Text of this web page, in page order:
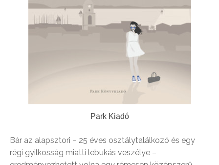
Park Kiadó
Bár az alapsztori – 25 éves osztálytalálkozó és egy
régi gyilkosság miatti lebukás veszélye –